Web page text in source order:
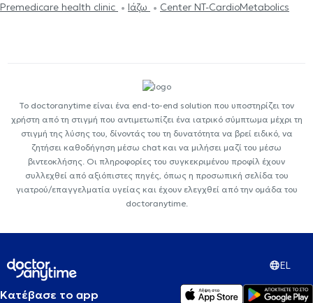
Premedicare health clinic
Ιάζω Center NT-CardioMetabolics
Το doctoranytime είναι ένα end-to-end solution που υποστηρίζει τον
χρήστη από τη στιγμή που αντιμετωπίζει ένα ιατρικό σύμπτωμα μέχρι τη
στιγμή της λύσης του, δίνοντάς του τη δυνατότητα να βρεί ειδικό, να
ζητήσει καθοδήγηση μέσω chat και να μιλήσει μαζί του μέσω
βιντεοκλήσης. Οι πληροφορίες του συγκεκριμένου προφίλ έχουν
συλλεχθεί από αξιόπιστες πηγές, όπως η προσωπική σελίδα του
γιατρού/επαγγελματία υγείας και έχουν ελεγχθεί από την ομάδα του
doctoranytime.
EL
Κατέβασε το app